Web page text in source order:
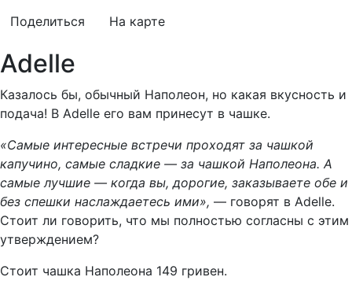
Поделиться
На карте
Adelle
Казалось бы, обычный Наполеон, но какая вкусность и
подача! В Adelle его вам принесут в чашке.
«Самые интересные встречи проходят за чашкой
капучино, самые сладкие — за чашкой Наполеона. А
самые лучшие — когда вы, дорогие, заказываете обе и
без спешки наслаждаетесь ими», — говорят в Adelle.
Стоит ли говорить, что мы полностью согласны с этим
утверждением?
Стоит чашка Наполеона 149 гривен.